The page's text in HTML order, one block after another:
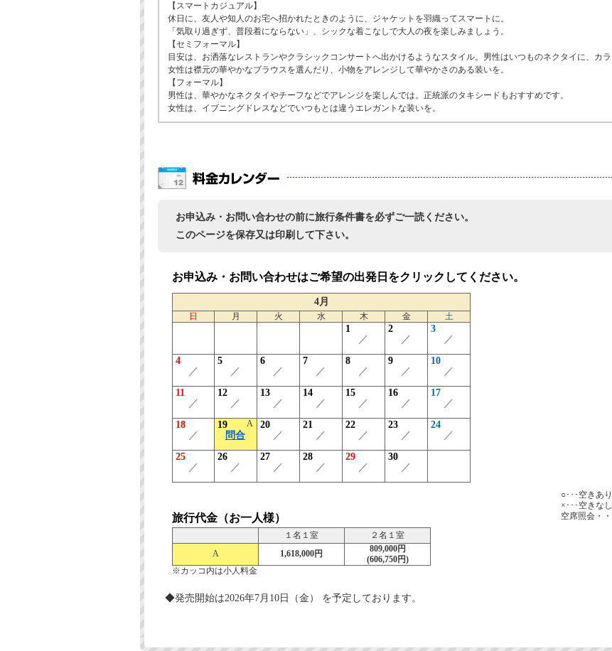
【スマートカジュアル】
休日に、友人や知人のお宅へ招かれたときのように、ジャケットを羽織ってスマートに。
「気取り過ぎず、普段着にならない」、シックな着こなしで大人の夜を楽しみましょう。
【セミフォーマル】
目安は、お洒落なレストランやクラシックコンサートへ出かけるようなスタイル。男性はいつものネクタイに、カラ
女性は襟元の華やかなブラウスを選んだり、小物をアレンジして華やかさのある装いを。
【フォーマル】
男性は、華やかなネクタイやチーフなどでアレンジを楽しんでは。正統派のタキシードもおすすめです。
女性は、イブニングドレスなどでいつもとは違うエレガントな装いを。
お申込み・お問い合わせの前に旅行条件書を必ずご一読ください。
このページを保存又は印刷して下さい。
お申込み・お問い合わせはご希望の出発日をクリックしてください。
4月
日 月 火 水 木 金 土
1
／
2
／
3
／
4
／
5
／
6
／
7
／
8
／
9
／
10
／
11
／
12
／
13
／
14
／
15
／
16
／
17
／
18
／
19 A
問合
20
／
21
／
22
／
23
／
24
／
25
／
26
／
27
／
28
／
29
／
30
／
○･･･空きあ
×･･･空きな
空席照会・
旅行代金（お一人様）
１名１室
２名１室
A
1,618,000円
809,000円
(606,750円)
※カッコ内は小人料金
◆発売開始は2026年7月10日（金） を予定しております。